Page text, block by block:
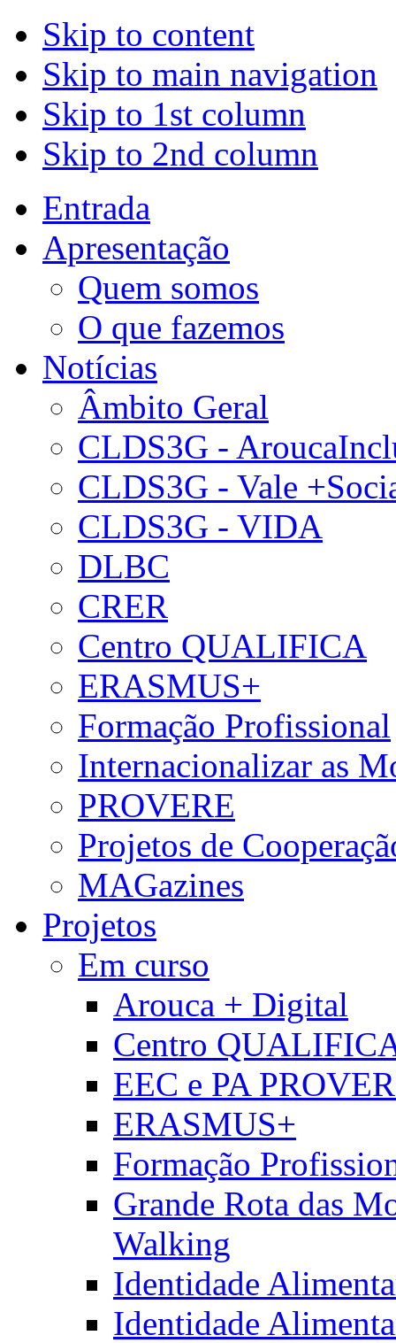
Skip to content
Skip to main navigation
Skip to 1st column
Skip to 2nd column
Entrada
Apresentação
Quem somos
O que fazemos
Notícias
Âmbito Geral
CLDS3G -
CLDS3G - Vale
CLDS3G - VIDA
DLBC
CRER
Centro QUALIFICA
ERASMUS+
Formação Profissional
Internacionalizar as
PROVERE
Projetos de
MAGazines
Projetos
Em curso
Arouca + Digital
Centro
EEC e PA
ERASMUS+
Formação
Grande Rota das
Walking
Identidade
Identidade